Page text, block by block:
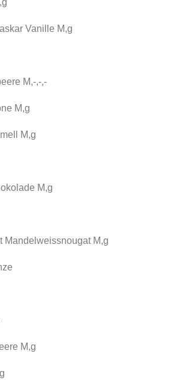
Vanille M,g
M,-,-,-
M,g
M,g
M,g
Mandelweissnougat M,g
M,g